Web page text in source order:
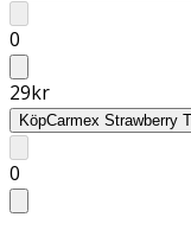
0
29kr
KöpCarmex Strawberry
0